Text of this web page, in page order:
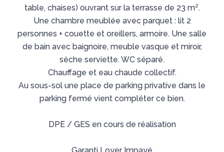
table, chaises) ouvrant sur la terrasse de 23 m².
Une chambre meublée avec parquet : lit 2
personnes + couette et oreillers, armoire. Une salle
de bain avec baignoire, meuble vasque et miroir,
sèche serviette. WC séparé.
Chauffage et eau chaude collectif.
Au sous-sol une place de parking privative dans le
parking fermé vient compléter ce bien.
DPE / GES en cours de réalisation